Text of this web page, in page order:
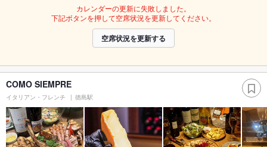
カレンダーの更新に失敗しました。
下記ボタンを押して空席状況を更新してください。
空席状況を更新する
COMO SIEMPRE
イタリアン・フレンチ 徳島駅